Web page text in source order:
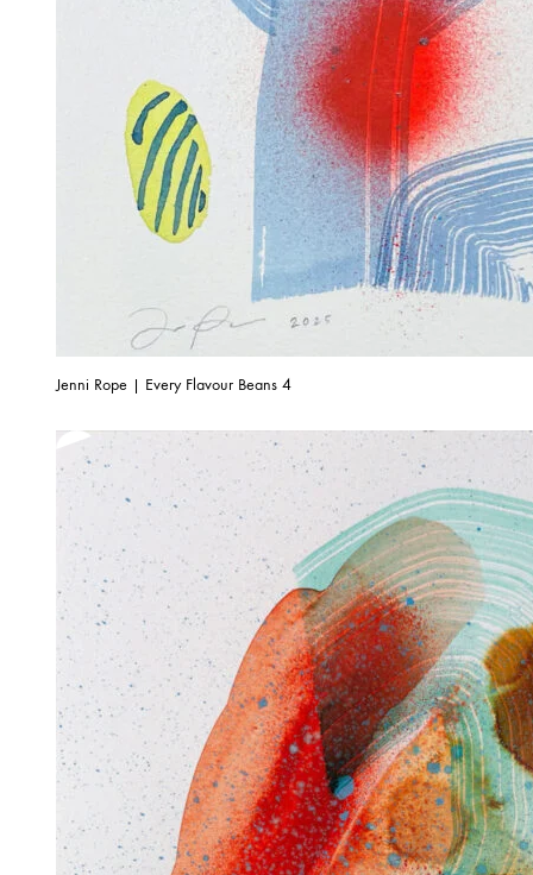
Jenni Rope | Every Flavour Beans 4